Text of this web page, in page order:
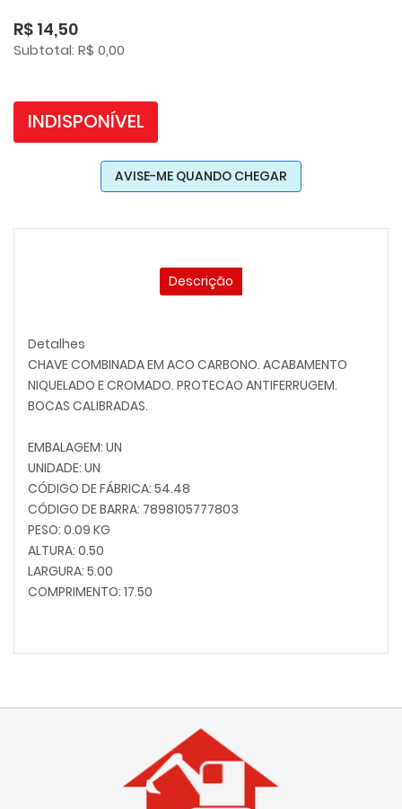
R$ 14,50
Subtotal: R$ 0,00
INDISPONÍVEL
AVISE-ME QUANDO CHEGAR
Descrição
Detalhes
CHAVE COMBINADA EM ACO CARBONO. ACABAMENTO
NIQUELADO E CROMADO. PROTECAO ANTIFERRUGEM.
BOCAS CALIBRADAS.
EMBALAGEM: UN
UNIDADE: UN
CÓDIGO DE FÁBRICA: 54.48
CÓDIGO DE BARRA: 7898105777803
PESO: 0.09 KG
ALTURA: 0.50
LARGURA: 5.00
COMPRIMENTO: 17.50